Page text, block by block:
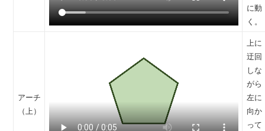
に動
く。
アーチ
（上）
上に
迂回
しな
がら
左に
向か
って